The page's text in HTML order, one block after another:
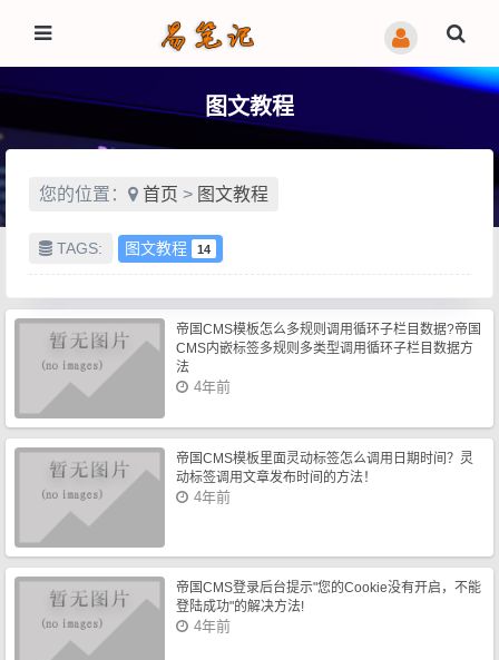
图文教程
您的位置： 首页 > 图文教程
TAGS: 图文教程 14
帝国CMS模板怎么多规则调用循环子栏目数据?帝国
CMS内嵌标签多规则多类型调用循环子栏目数据方
法
4年前
帝国CMS模板里面灵动标签怎么调用日期时间？灵
动标签调用文章发布时间的方法！
4年前
帝国CMS登录后台提示"您的Cookie没有开启，不能
登陆成功"的解决方法!
4年前